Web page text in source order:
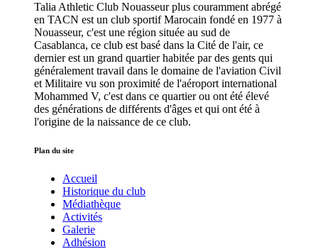
Talia Athletic Club Nouasseur plus couramment abrégé
en TACN est un club sportif Marocain fondé en 1977 à
Nouasseur, c'est une région située au sud de
Casablanca, ce club est basé dans la Cité de l'air, ce
dernier est un grand quartier habitée par des gents qui
généralement travail dans le domaine de l'aviation Civil
et Militaire vu son proximité de l'aéroport international
Mohammed V, c'est dans ce quartier ou ont été élevé
des générations de différents d'âges et qui ont été à
l'origine de la naissance de ce club.
Plan du site
Accueil
Historique du club
Médiathèque
Activités
Galerie
Adhésion